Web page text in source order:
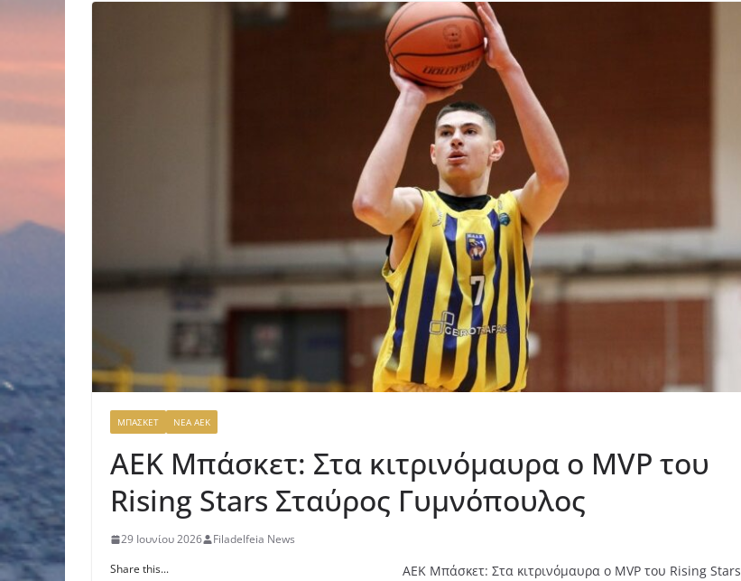
συγκέντρωση και προπόνηση
ενόψει της νέας αγωνιστικής σεζόν
Δήμος Νέας Ιωνίας: Ασπίδα
προστασίας στην κλιματική κρίση
ΜΠΑΣΚΕΤ ΝΕΑ ΑΕΚ
ΑΕΚ Μπάσκετ: Στα κιτρινόμαυρα ο MVP του
Rising Stars Σταύρος Γυμνόπουλος
29 Ιουνίου 2026
Filadelfeia News
Share this...
ΑΕΚ Μπάσκετ: Στα κιτρινόμαυρα ο MVP του Rising Stars